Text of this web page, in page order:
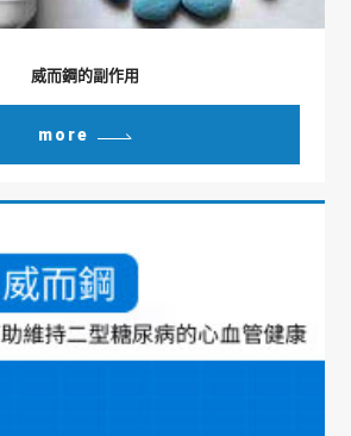
威而鋼的副作用
more